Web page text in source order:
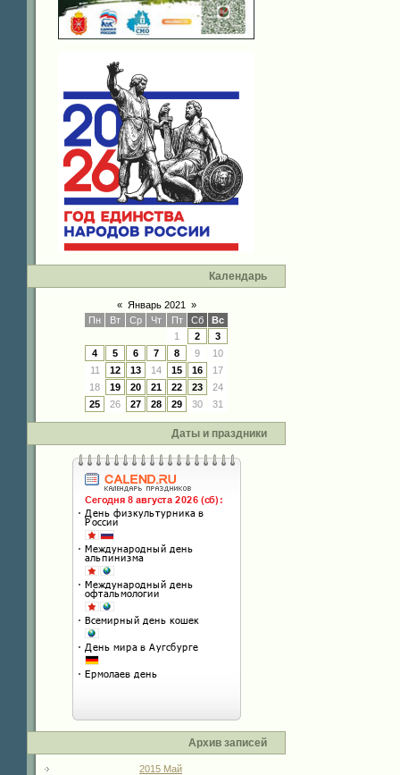
Календарь
« Январь 2021
»
Пн
Вт Ср Чт Пт Сб
Вс
1
2
3
4
5 6 7 8 9
10
11
12 13 14 15 16
17
18
19 20 21 22 23
24
25
26 27 28 29 30 31
Даты и праздники
Архив записей
2015 Май